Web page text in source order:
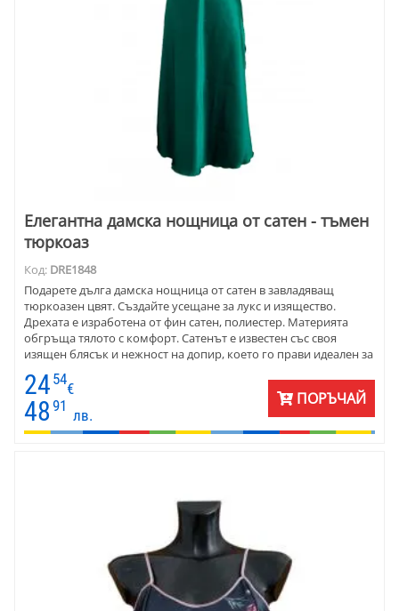
Елегантна дамска нощница от сатен - тъмен
тюркоаз
Код: DRE1848
Подарете дълга дамска нощница от сатен в завладяващ
тюркоазен цвят. Създайте усещане за лукс и изящество.
Дрехата е изработена от фин сатен, полиестер. Материята
обгръща тялото с комфорт. Сатенът е известен със своя
изящен блясък и нежност на допир, което го прави идеален за
както практичност, така и изисканост.
24 54
€
48 91
лв.
ПОРЪЧАЙ